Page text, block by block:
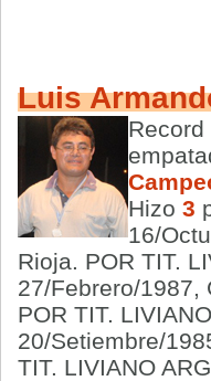
Luis
Hizo 3
16/
Rioja. POR TIT.
27/Febrero/1987,
POR TIT.
20/Setiembre/
TIT. LIVIANO